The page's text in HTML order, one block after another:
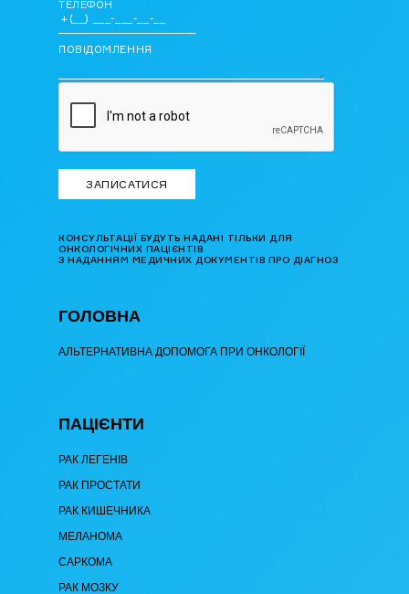
ТЕЛЕФОН
ПОВІДОМЛЕННЯ
КОНСУЛЬТАЦІЇ БУДУТЬ НАДАНІ ТІЛЬКИ ДЛЯ
ОНКОЛОГІЧНИХ ПАЦІЄНТІВ
З НАДАННЯМ МЕДИЧНИХ ДОКУМЕНТІВ ПРО ДІАГНОЗ
ГОЛОВНА
АЛЬТЕРНАТИВНА ДОПОМОГА ПРИ ОНКОЛОГІЇ
ПАЦІЄНТИ
РАК ЛЕГЕНІВ
РАК ПРОСТАТИ
РАК КИШЕЧНИКА
МЕЛАНОМА
САРКОМА
РАК МОЗКУ